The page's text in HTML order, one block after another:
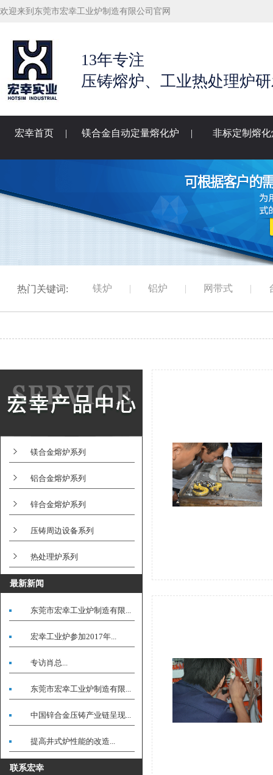
欢迎来到东莞市宏幸工业炉制造有限公司官网
13年专注
压铸熔炉、工业热处理炉
宏幸首页 | 镁合金自动定量熔化炉 | 非标定制熔化
热门关键词: 镁炉 | 铝炉 | 网带式 |
镁合金熔炉系列
铝合金熔炉系列
锌合金熔炉系列
压铸周边设备系列
热处理炉系列
最新新闻
东莞市宏幸工业炉制造有限...
宏幸工业炉参加2017年...
专访肖总...
东莞市宏幸工业炉制造有限...
中国锌合金压铸产业链呈现...
提高井式炉性能的改造...
联系宏幸